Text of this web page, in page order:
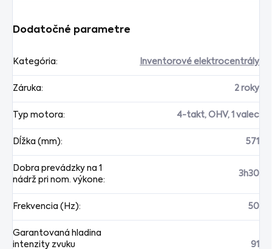
Dodatočné parametre
Kategória: Inventorové elektrocentrály
Záruka: 2 roky
Typ motora: 4-takt, OHV, 1 valec
Dĺžka (mm): 571
Dobra prevádzky na 1
nádrž pri nom. výkone:
3h30
Frekvencia (Hz): 50
Garantovaná hladina
intenzity zvuku
91